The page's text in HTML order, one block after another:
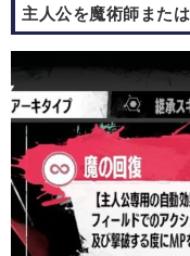
主人公を魔術師また